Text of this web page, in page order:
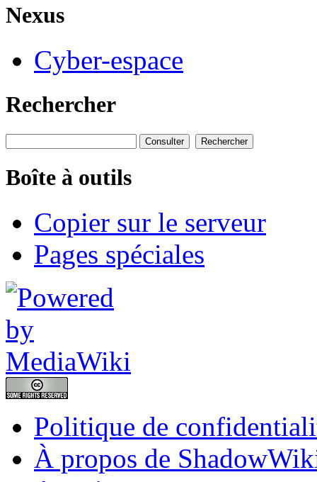
Nexus
Cyber-espace
Rechercher
Boîte à outils
Copier sur le serveur
Pages spéciales
Politique de
À propos de